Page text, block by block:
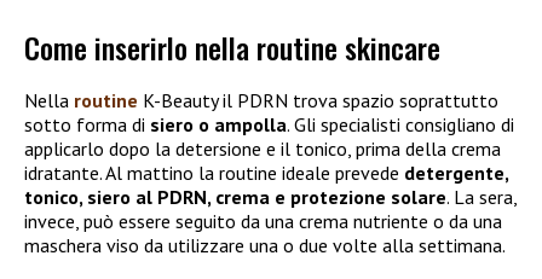
Come inserirlo nella routine skincare
Nella routine K-Beauty il PDRN trova spazio soprattutto
sotto forma di siero o ampolla. Gli specialisti consigliano di
applicarlo dopo la detersione e il tonico, prima della crema
idratante. Al mattino la routine ideale prevede detergente,
tonico, siero al PDRN, crema e protezione solare. La sera,
invece, può essere seguito da una crema nutriente o da una
maschera viso da utilizzare una o due volte alla settimana.